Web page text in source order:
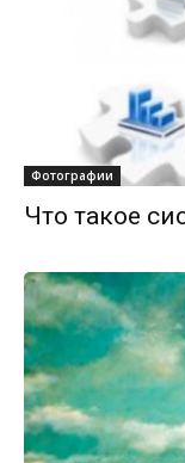
Фотографии
Что такое